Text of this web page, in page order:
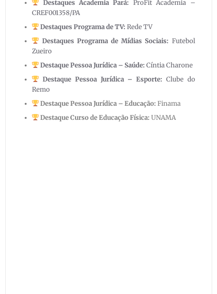
Destaques Academia Pará: ProFit Academia –
CREF001358/PA
Destaques Programa de TV: Rede TV
Destaques Programa de Mídias Sociais: Futebol
Zueiro
Destaque Pessoa Jurídica –Saúde: Cíntia Charone
Destaque Pessoa Jurídica –Esporte: Clube do
Remo
Destaque Pessoa Jurídica –Educação: Finama
Destaque Cursode Educação Física: UNAMA